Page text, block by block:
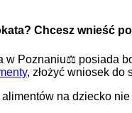
Chcesz wnieść
w Poznaniu⚖️ posiada
, złożyć wniosek do
na dziecko